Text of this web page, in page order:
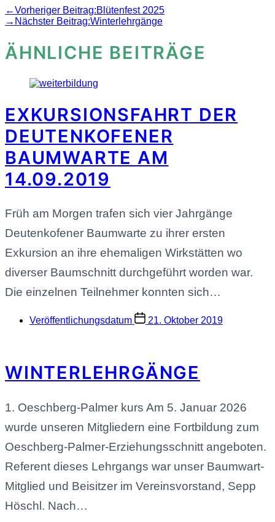
←Vorheriger Beitrag:Blütenfest 2025
→ Nächster Beitrag:Winterlehrgänge
ÄHNLICHE BEITRÄGE
EXKURSIONSFAHRT DER
DEUTENKOFENER
BAUMWARTE AM
14.09.2019
Früh am Morgen trafen sich vier Jahrgänge
Deutenkofener Baumwarte zu ihrer ersten
Exkursion an ihre ehemaligen Wirkstätten wo
diverser Baumschnitt durchgeführt worden war.
Die einzelnen Teilnehmer konnten sich…
Veröffentlichungsdatum 21. Oktober 2019
WINTERLEHRGÄNGE
1. Oeschberg-Palmer kurs Am 5. Januar 2026
wurde unseren Mitgliedern eine Fortbildung zum
Oeschberg-Palmer-Erziehungsschnitt angeboten.
Referent dieses Lehrgangs war unser Baumwart-
Mitglied und Beisitzer im Vereinsvorstand, Sepp
Höschl. Nach…